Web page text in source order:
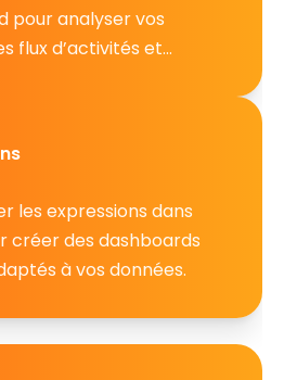
pour analyser vos
flux d’activités et
les expressions dans
créer des dashboards
à vos données.